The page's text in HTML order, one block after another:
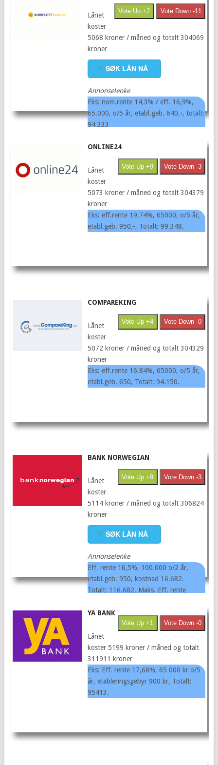
Vote Up +2 Vote Down -11
Lånet
koster
5068 kroner / måned og totalt 304069
kroner
SØK LÅN NÅ
Annonselenke
Eks: nom.rente 14,3% / eff. 16,9%,
65.000, o/5 år, etabl.geb. 640,-, totalt:
94 333
ONLINE24
Vote Up +9 Vote Down -3
Lånet
koster
5073 kroner / måned og totalt 304379
kroner
Eks: eff.rente 19,74%, 65000, o/5 år,
etabl.geb. 950,-, Totalt: 99.348.
COMPAREKING
Vote Up +4 Vote Down -0
Lånet
koster
5072 kroner / måned og totalt 304329
kroner
Eks: eff.rente 16.84%, 65000, o/5 år,
etabl.geb. 650, Totalt: 94.150.
BANK NORWEGIAN
Vote Up +9 Vote Down -3
Lånet
koster
5114 kroner / måned og totalt 306824
kroner
SØK LÅN NÅ
Annonselenke
Eff. rente 16,5%, 100.000 o/2 år,
etabl.geb. 950, kostnad 16.682.
Totalt: 116.682. Maks. Eff. rente
YA BANK
Vote Up +1 Vote Down -0
Lånet
koster 5199 kroner / måned og totalt
311911 kroner
Eks: Eff. rente 17,68%, 65 000 kr o/5
år, etableringsgebyr 900 kr, Totalt:
95413.